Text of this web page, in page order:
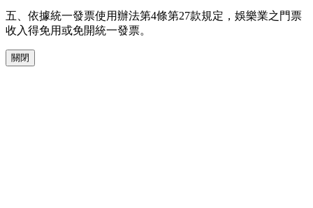
五、依據統一發票使用辦法第4條第27款規定，娛樂業之門票
收入得免用或免開統一發票。
關閉